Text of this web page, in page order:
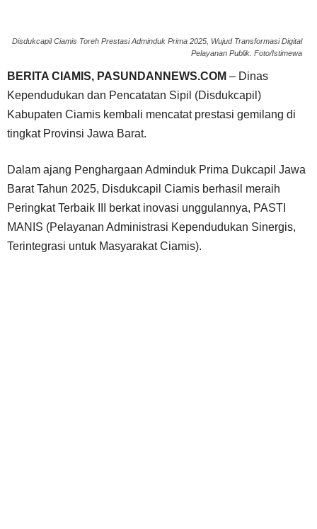
Disdukcapil Ciamis Toreh Prestasi Adminduk Prima 2025, Wujud Transformasi Digital
Pelayanan Publik. Foto/Istimewa
BERITA CIAMIS, PASUNDANNEWS.COM – Dinas
Kependudukan dan Pencatatan Sipil (Disdukcapil)
Kabupaten Ciamis kembali mencatat prestasi gemilang di
tingkat Provinsi Jawa Barat.
Dalam ajang Penghargaan Adminduk Prima Dukcapil Jawa
Barat Tahun 2025, Disdukcapil Ciamis berhasil meraih
Peringkat Terbaik III berkat inovasi unggulannya, PASTI
MANIS (Pelayanan Administrasi Kependudukan Sinergis,
Terintegrasi untuk Masyarakat Ciamis).